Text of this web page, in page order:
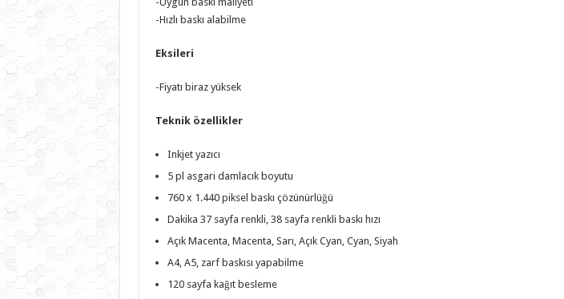
-Hızlı baskı alabilme
Eksileri
-Fiyatı biraz yüksek
Teknik özellikler
Inkjet yazıcı
5 pl asgari damlacık boyutu
760 x 1.440 piksel baskı çözünürlüğü
Dakika 37 sayfa renkli, 38 sayfa renkli baskı hızı
Açık Macenta, Macenta, Sarı, Açık Cyan, Cyan, Siyah
A4, A5, zarf baskısı yapabilme
120 sayfa kağıt besleme